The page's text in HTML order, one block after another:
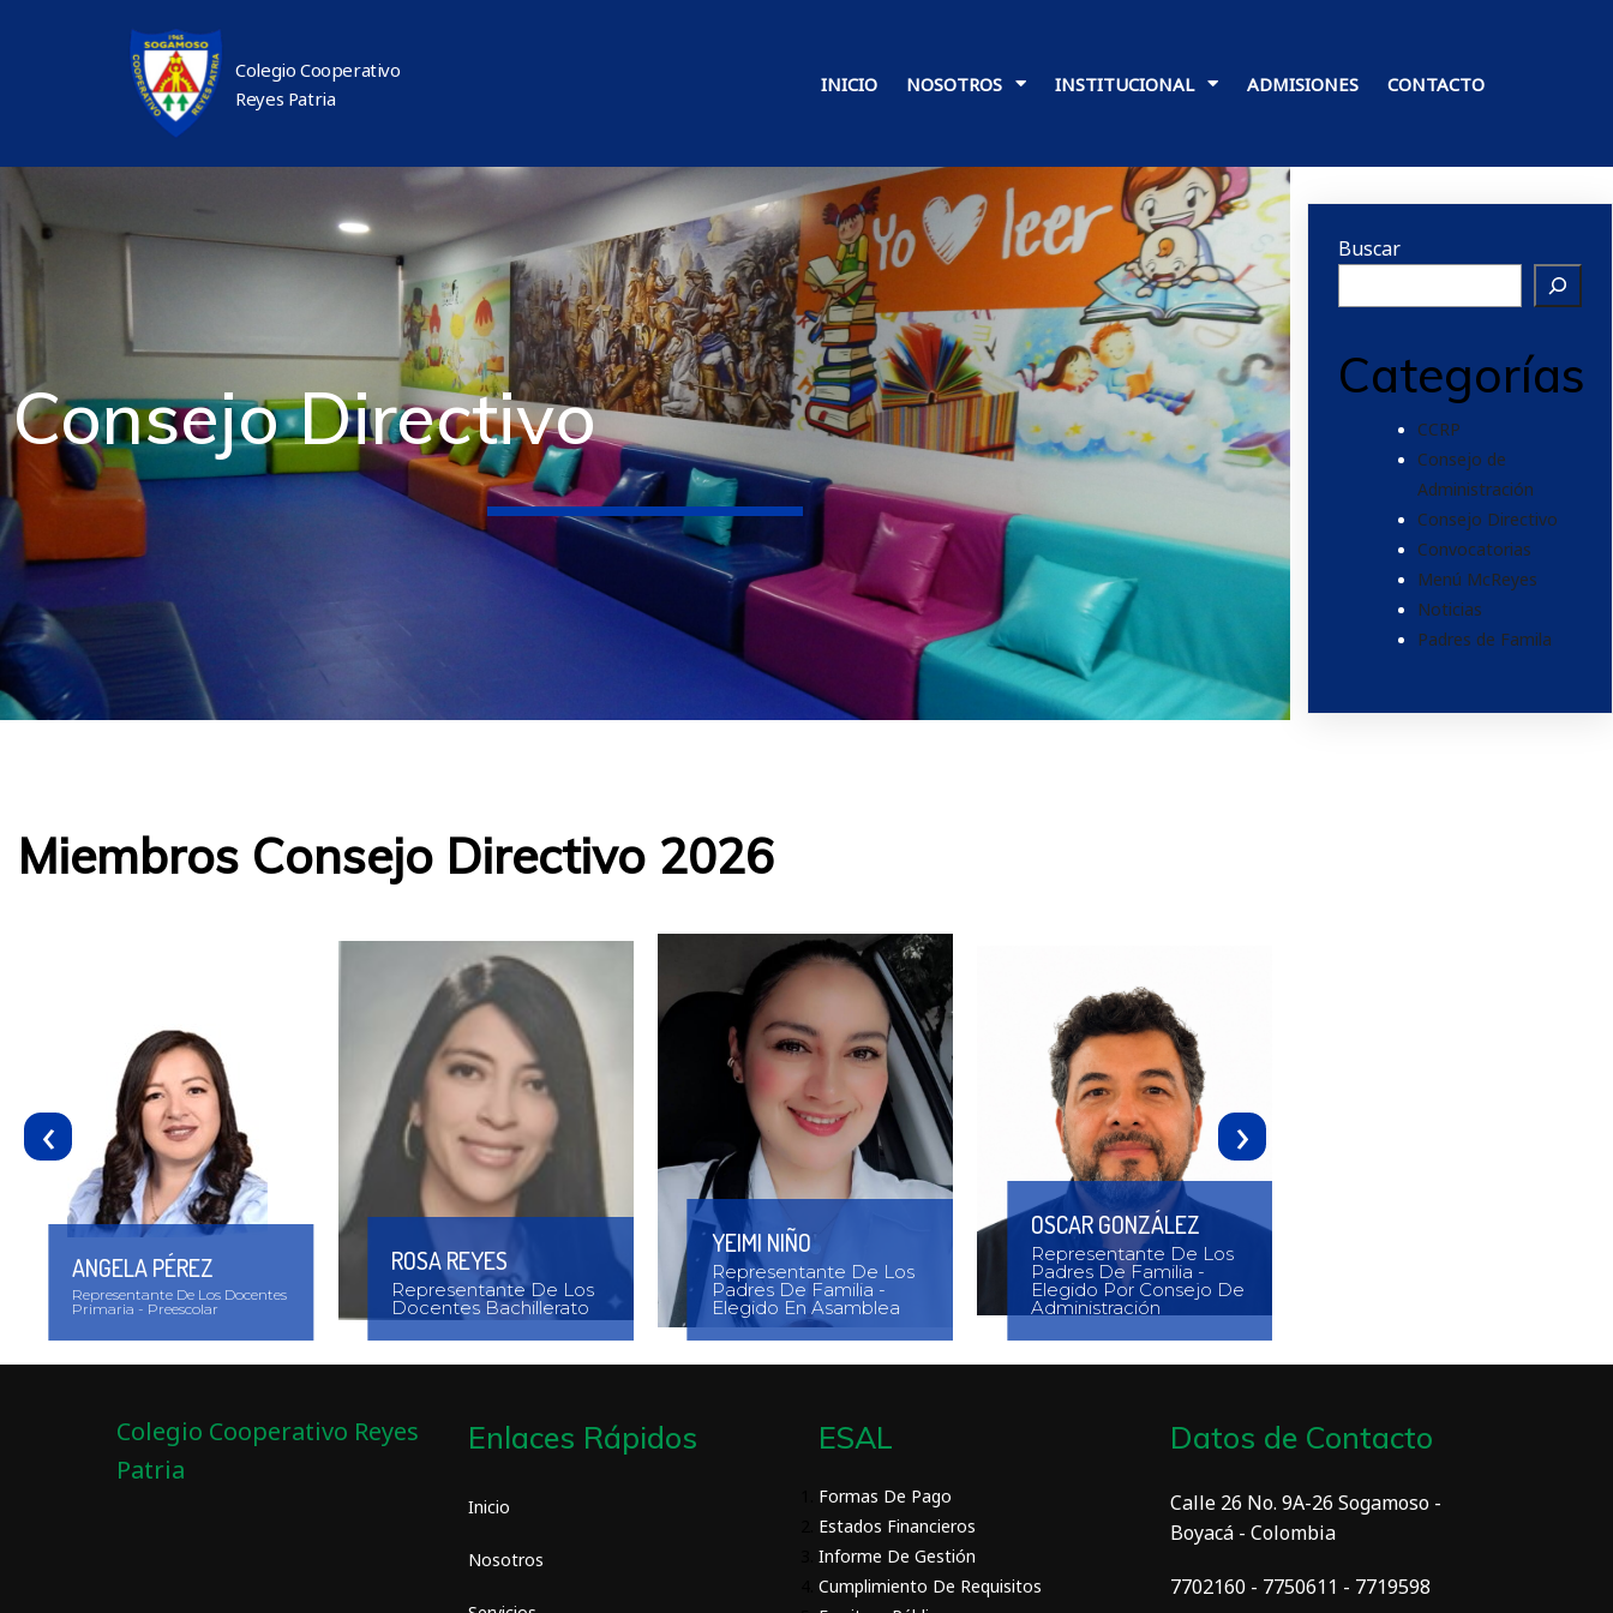
Colegio Cooperativo
Reyes Patria
INICIO NOSOTROS INSTITUCIONAL ADMISIONES CONTACTO
Consejo Directivo
Miembros Consejo Directivo 2026
ANGELA PÉREZ
Representante De Los Docentes
Primaria - Preescolar
ROSA REYES
Representante De Los
Docentes Bachillerato
YEIMI NIÑO
Representante De Los
Padres De Familia -
Elegido En Asamblea
OSCAR GONZÁLEZ
Representante De Los
Padres De Familia -
Elegido Por Consejo De
Administración
‹ ›
Buscar
Categorías
CCRP
Consejo de
Administración
Consejo Directivo
Convocatorias
Menú McReyes
Noticias
Padres de Famila
Colegio Cooperativo Reyes
Patria
Enlaces Rápidos
Inicio
Nosotros
ESAL
Formas De Pago
Estados Financieros
Informe De Gestión
Cumplimiento De Requisitos
Datos de Contacto
Calle 26 No. 9A-26 Sogamoso -
Boyacá - Colombia
7702160 - 7750611 - 7719598